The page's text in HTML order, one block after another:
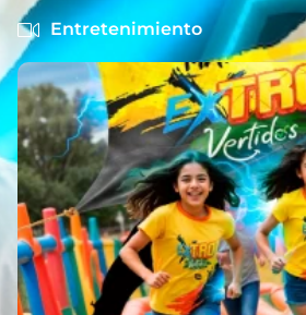
Entretenimiento